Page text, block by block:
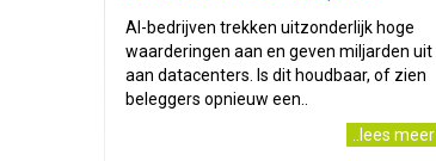
AI-bedrijven trekken uitzonderlijk hoge
waarderingen aan en geven miljarden uit
aan datacenters. Is dit houdbaar, of zien
beleggers opnieuw een..
..lees meer